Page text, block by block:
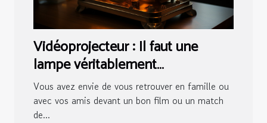
Vidéoprojecteur : Il faut une
lampe véritablement
fonctionnelle !I
Vous avez envie de vous retrouver en famille ou
avec vos amis devant un bon film ou un match
de...